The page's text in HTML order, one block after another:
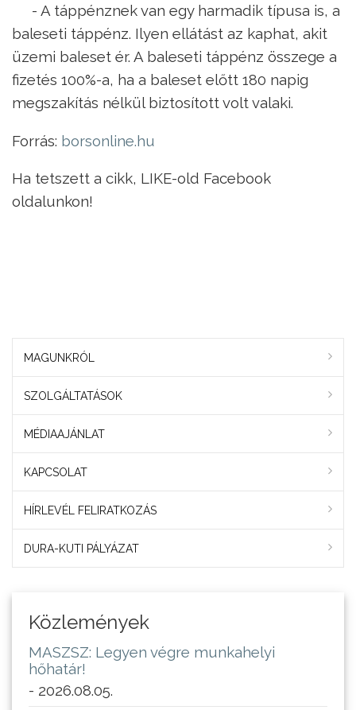
- A táppénznek van egy harmadik típusa is, a
baleseti táppénz. Ilyen ellátást az kaphat, akit
üzemi baleset ér. A baleseti táppénz összege a
fizetés 100%-a, ha a baleset előtt 180 napig
megszakítás nélkül biztosított volt valaki.
Forrás: borsonline.hu
Ha tetszett a cikk, LIKE-old Facebook
oldalunkon!
MAGUNKRÓL
SZOLGÁLTATÁSOK
MÉDIAAJÁNLAT
KAPCSOLAT
HÍRLEVÉL FELIRATKOZÁS
DURA-KUTI PÁLYÁZAT
Közlemények
MASZSZ: Legyen végre munkahelyi
hőhatár!
- 2026.08.05.